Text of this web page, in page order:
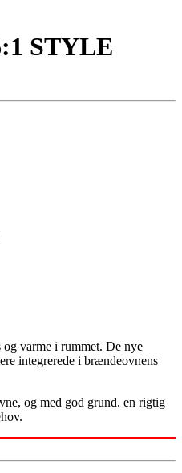
STYLE
og varme i rummet. De nye
integrerede i brændeovnens
og med god grund. en rigtig